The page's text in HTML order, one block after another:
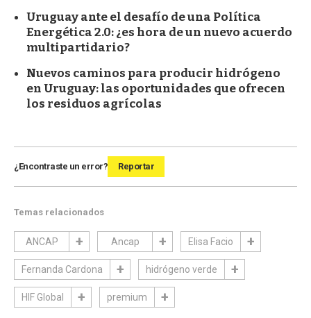
Uruguay ante el desafío de una Política
Energética 2.0: ¿es hora de un nuevo acuerdo
multipartidario?
Nuevos caminos para producir hidrógeno
en Uruguay: las oportunidades que ofrecen
los residuos agrícolas
¿Encontraste un error? Reportar
Temas relacionados
ANCAP Ancap Elisa Facio
Fernanda Cardona hidrógeno verde
HIF Global premium